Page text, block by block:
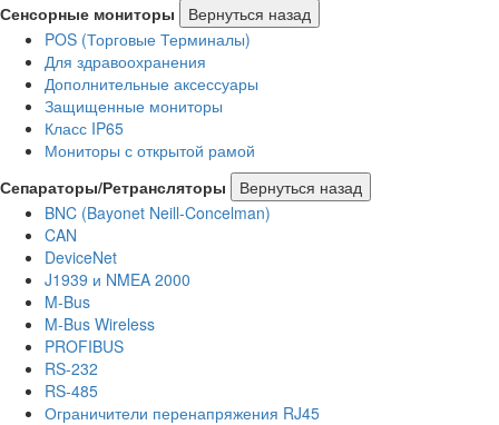
Сенсорные мониторы
Вернуться назад
POS (Торговые Терминалы)
Для здравоохранения
Дополнительные аксессуары
Защищенные мониторы
Класс IP65
Мониторы с открытой рамой
Сепараторы/Ретрансляторы
Вернуться назад
BNC (Bayonet Neill-Concelman)
CAN
DeviceNet
J1939 и NMEA 2000
M-Bus
M-Bus Wireless
PROFIBUS
RS-232
RS-485
Ограничители перенапряжения RJ45